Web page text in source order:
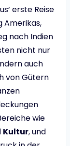
erste Reise
Amerikas,
nach Indien
nicht nur
auch
von Gütern
wie
Kultur, und